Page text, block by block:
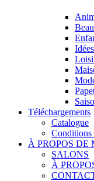
Téléchargements
Catalogue
Conditions
À PROPOS DE
SALONS
À